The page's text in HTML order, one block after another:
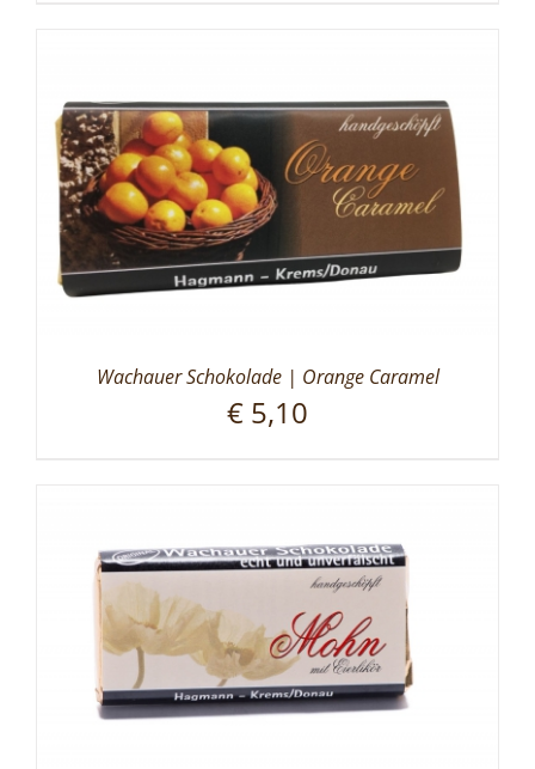
Wachauer Schokolade | Orange Caramel
€ 5,10